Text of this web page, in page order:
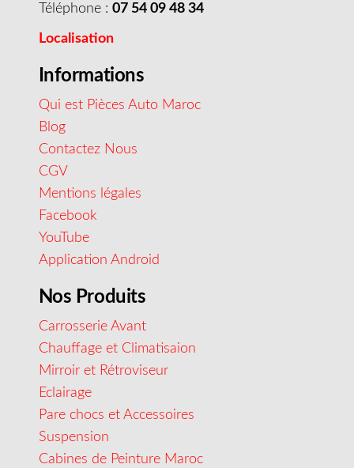
Téléphone : 07 54 09 48 34
Localisation
Informations
Qui est Pièces Auto Maroc
Blog
Contactez Nous
CGV
Mentions légales
Facebook
YouTube
Application Android
Nos Produits
Carrosserie Avant
Chauffage et Climatisaion
Mirroir et Rétroviseur
Eclairage
Pare chocs et Accessoires
Suspension
Cabines de Peinture Maroc